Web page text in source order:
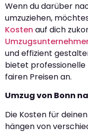
Wenn du darüber
umzuziehen,
Kosten auf dich
und effizient
bietet professionelle
fairen Preisen an.
Umzug von Bonn
Die Kosten für
hängen von